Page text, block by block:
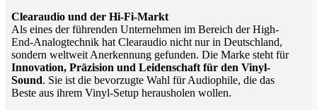
Clearaudio und der Hi-Fi-Markt
Als eines der führenden Unternehmen im Bereich der High-
End-Analogtechnik hat Clearaudio nicht nur in Deutschland,
sondern weltweit Anerkennung gefunden. Die Marke steht für
Innovation, Präzision und Leidenschaft für den Vinyl-
Sound. Sie ist die bevorzugte Wahl für Audiophile, die das
Beste aus ihrem Vinyl-Setup herausholen wollen.